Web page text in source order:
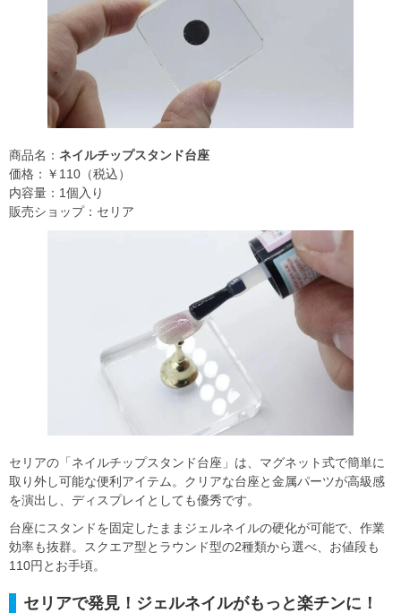
商品名： ネイルチップスタンド台座
価格：￥110（税込）
内容量：1個入り
販売ショップ：セリア
セリアの「ネイルチップスタンド台座」は、マグネット式で簡単に
取り外し可能な便利アイテム。クリアな台座と金属パーツが高級感
を演出し、ディスプレイとしても優秀です。
台座にスタンドを固定したままジェルネイルの硬化が可能で、作業
効率も抜群。スクエア型とラウンド型の2種類から選べ、お値段も
110円とお手頃。
セリアで発見！ジェルネイルがもっと楽チンに！